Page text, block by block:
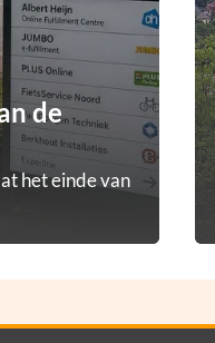
de
het einde van